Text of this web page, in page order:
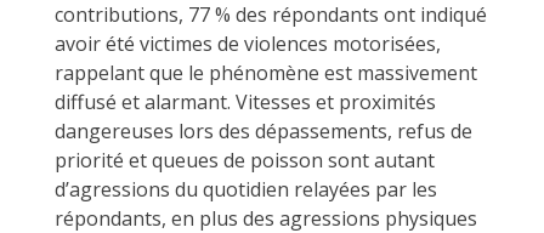
contributions, 77 % des répondants ont indiqué
avoir été victimes de violences motorisées,
rappelant que le phénomène est massivement
diffusé et alarmant. Vitesses et proximités
dangereuses lors des dépassements, refus de
priorité et queues de poisson sont autant
d’agressions du quotidien relayées par les
répondants, en plus des agressions physiques